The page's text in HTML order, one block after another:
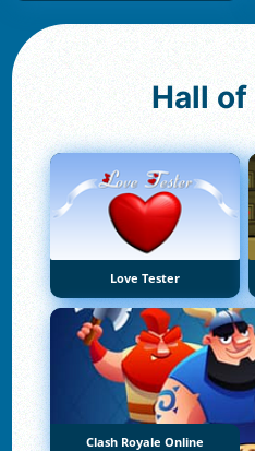
Hall of
Love Tester
Clash Royale Online